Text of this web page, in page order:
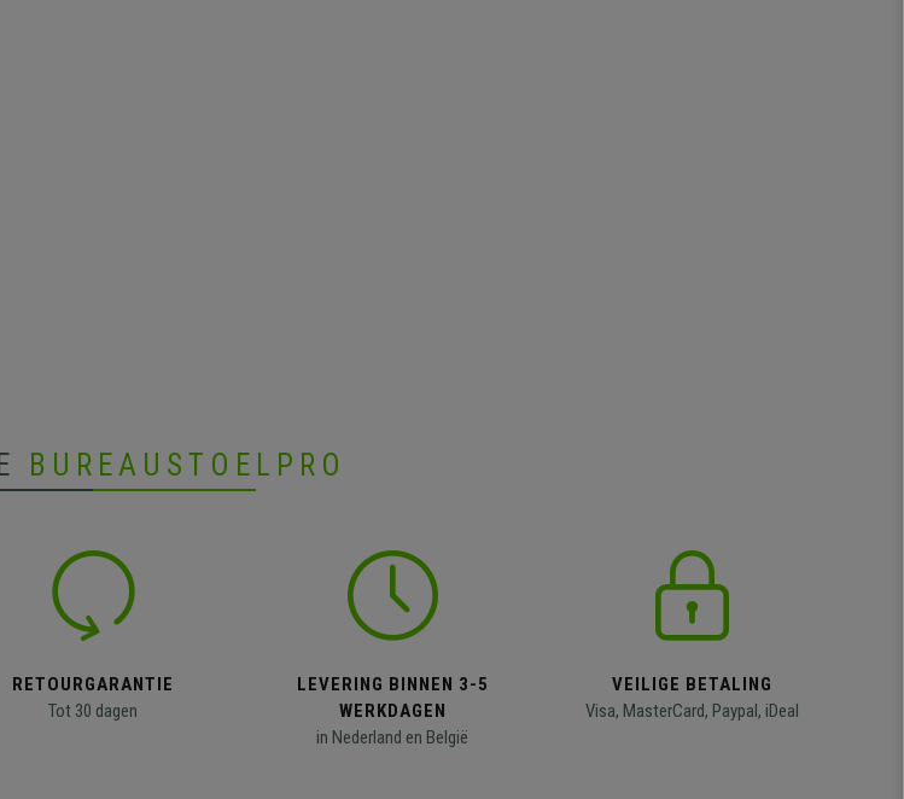
BUREAUSTOELPRO
RETOURGARANTIE
Tot 30 dagen
LEVERING BINNEN 3-5
WERKDAGEN
in Nederland en België
VEILIGE BETALING
Visa, MasterCard, Paypal, iDeal